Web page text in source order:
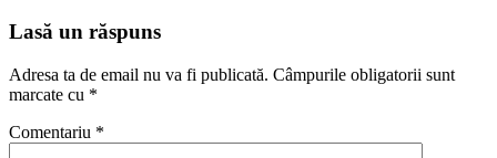
Lasă un răspuns
Adresa ta de email nu va fi publicată. Câmpurile obligatorii sunt
marcate cu *
Comentariu *